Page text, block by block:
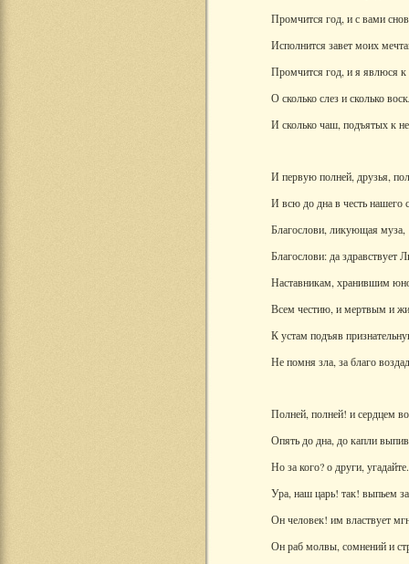
Промчится год, и с вами
Исполнится завет моих
Промчится год, и я явлюся
О сколько слез и сколько
И сколько чаш, подъятых к
И первую полней, друзья,
И всю до дна в честь нашего
Благослови, ликующая муза,
Благослови: да здравствует
Наставникам, хранившим
Всем честию, и мертвым и
К устам подъяв
Не помня зла, за благо
Полней, полней! и сердцем
Опять до дна, до капли
Но за кого? о други,
Ура, наш царь! так! выпьем
Он человек! им властвует
Он раб молвы, сомнений и